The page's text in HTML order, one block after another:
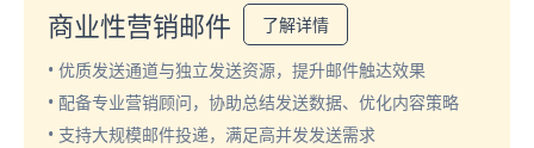
商业性营销邮件
了解详情
• 优质发送通道与独立发送资源，提升邮件触达效果
• 配备专业营销顾问，协助总结发送数据、优化内容策略
• 支持大规模邮件投递，满足高并发发送需求